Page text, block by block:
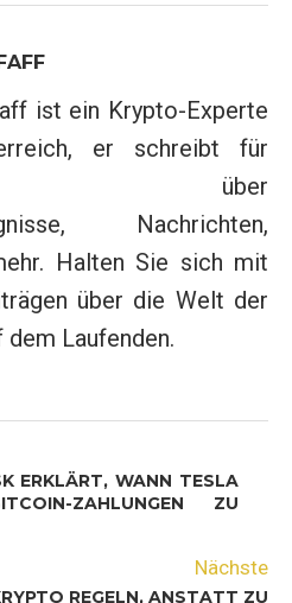
ist ein Krypto-Experte
er schreibt für
über
Nachrichten,
Halten Sie sich mit
über die Welt der
dem Laufenden.
ERKLÄRT, WANN TESLA
ZAHLUNGEN ZU
Nächste
REGELN, ANSTATT ZU